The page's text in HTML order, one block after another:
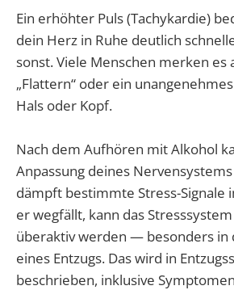
Ein erhöhter Puls (Tachykardie)
dein Herz in Ruhe deutlich
sonst. Viele Menschen merken es
„Flattern“ oder ein
Hals oder Kopf.
Nach dem Aufhören mit Alkohol
Anpassung deines
dämpft bestimmte Stress-Signale
er wegfällt, kann das
überaktiv werden — besonders in
eines Entzugs. Das wird in
beschrieben, inklusive